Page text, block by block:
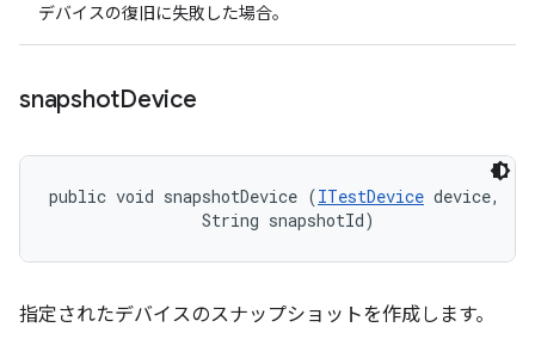
デバイスの復旧に失敗した場合。
snapshotDevice
public void snapshotDevice (ITestDevice device,
                String snapshotId)
指定されたデバイスのスナップショットを作成します。